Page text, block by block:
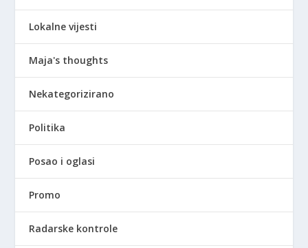
Lokalne vijesti
Maja's thoughts
Nekategorizirano
Politika
Posao i oglasi
Promo
Radarske kontrole